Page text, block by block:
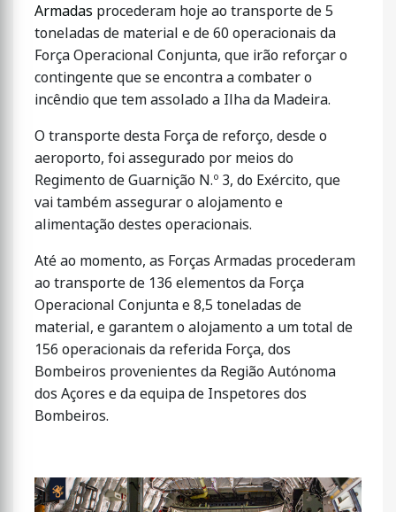
Armadas procederam hoje ao transporte de 5
toneladas de material e de 60 operacionais da
Força Operacional Conjunta, que irão reforçar o
contingente que se encontra a combater o
incêndio que tem assolado a Ilha da Madeira.
O transporte desta Força de reforço, desde o
aeroporto, foi assegurado por meios do
Regimento de Guarnição N.º 3, do Exército, que
vai também assegurar o alojamento e
alimentação destes operacionais.
Até ao momento, as Forças Armadas procederam
ao transporte de 136 elementos da Força
Operacional Conjunta e 8,5 toneladas de
material, e garantem o alojamento a um total de
156 operacionais da referida Força, dos
Bombeiros provenientes da Região Autónoma
dos Açores e da equipa de Inspetores dos
Bombeiros.